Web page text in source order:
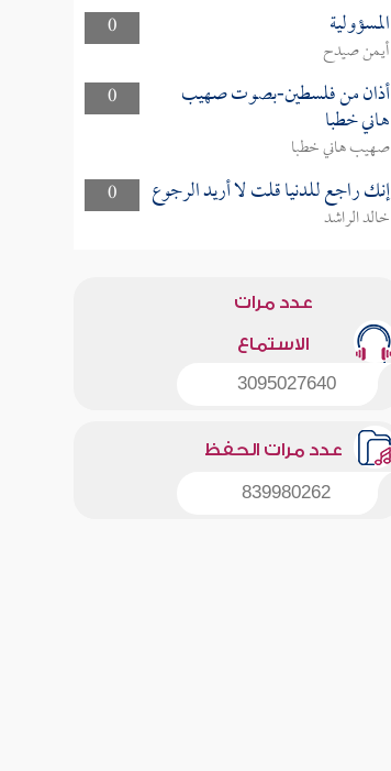
0
المسؤولية
أيمن صيدح
0
أذان من فلسطين-بصوت صهيب
هاني خطبا
صهيب هاني خطبا
0
إنك راجع للدنيا قلت لا أريد الرجوع
خالد الراشد
عدد مرات
الاستماع
3095027640
عدد مرات الحفظ
839980262